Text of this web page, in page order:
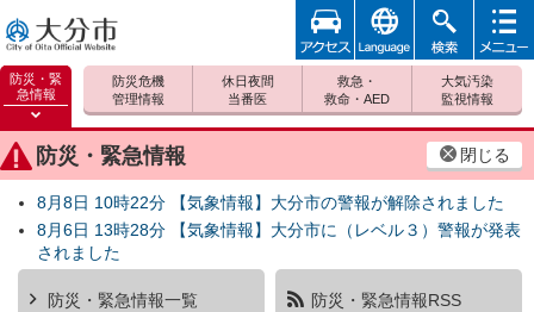
大分市
防災・緊
急情報
防災緊
急情報
を開く
防災・緊急情報 閉じる
8月8日 10時22分 【気象情報】大分市の警報が解除されました
8月6日 13時28分 【気象情報】大分市に（レベル３）警報が発表
されました
防災・緊急情報一覧 防災・緊急情報RSS
防災危機
管理情報
休日夜間
当番医
救急・
救命・AED
大気汚染
監視情報
アクセ
ス
foreign 検索
メニュ